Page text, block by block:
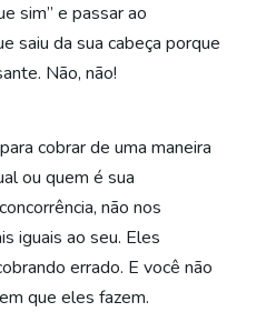
sim” e passar ao
saiu da sua cabeça porque
Não, não!
cobrar de uma maneira
ou quem é sua
não nos
iguais ao seu. Eles
errado. E você não
que eles fazem.